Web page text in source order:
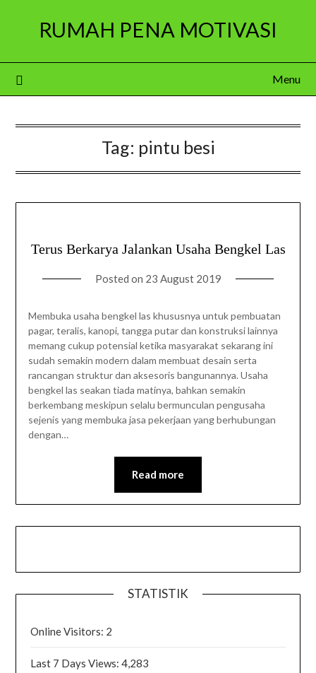
RUMAH PENA MOTIVASI
Menu
Tag: pintu besi
Terus Berkarya Jalankan Usaha Bengkel Las
Posted on 23 August 2019
Membuka usaha bengkel las khususnya untuk pembuatan
pagar, teralis, kanopi, tangga putar dan konstruksi lainnya
memang cukup potensial ketika masyarakat sekarang ini
sudah semakin modern dalam membuat desain serta
rancangan struktur dan aksesoris bangunannya. Usaha
bengkel las seakan tiada matinya, bahkan semakin
berkembang meskipun selalu bermunculan pengusaha
sejenis yang membuka jasa pekerjaan yang berhubungan
dengan…
Read more
STATISTIK
Online Visitors: 2
Last 7 Days Views:4,283